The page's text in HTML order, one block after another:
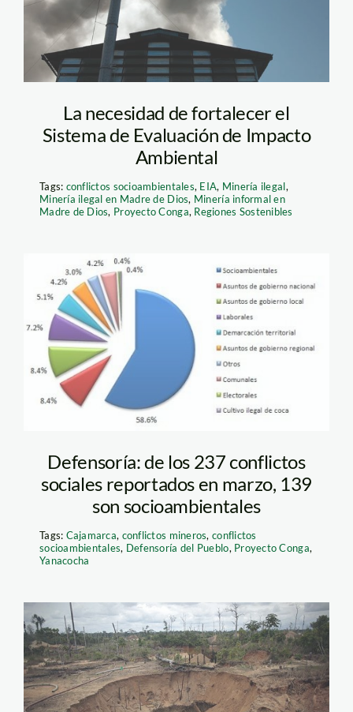
La necesidad de fortalecer el
Sistema de Evaluación de Impacto
Ambiental
Tags: conflictos socioambientales, EIA, Minería ilegal,
Minería ilegal en Madre de Dios, Minería informal en
Madre de Dios, Proyecto Conga, Regiones Sostenibles
conflictos
Defensoría: de los 237 conflictos
sociales reportados en marzo, 139
son socioambientales
Tags: Cajamarca, conflictos mineros, conflictos
socioambientales, Defensoría del Pueblo, Proyecto Conga,
Yanacocha